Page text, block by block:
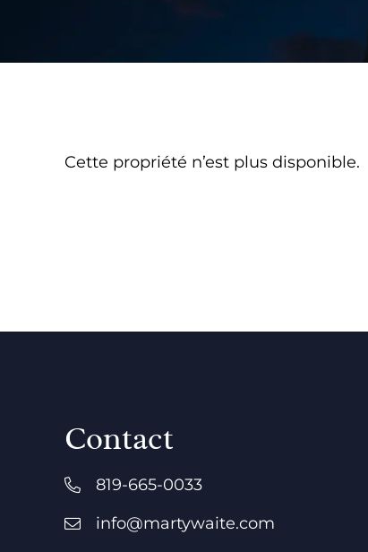
Cette propriété n’est plus disponible.
Contact
819-665-0033
info@martywaite.com